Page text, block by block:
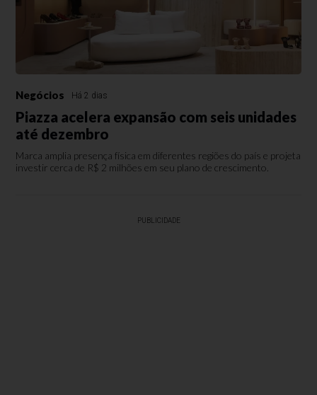
Negócios Há 2 dias
Piazza acelera expansão com seis unidades
até dezembro
Marca amplia presença física em diferentes regiões do país e projeta
investir cerca de R$ 2 milhões em seu plano de crescimento.
PUBLICIDADE